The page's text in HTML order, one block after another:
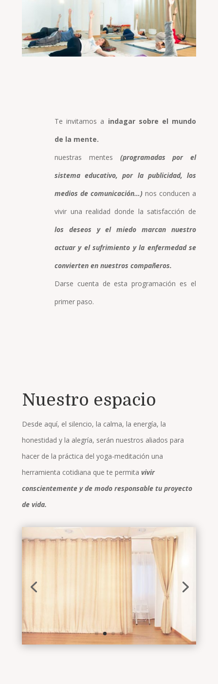
Te invitamos a indagar sobre el mundo
de la mente.
nuestras mentes (programadas por el
sistema educativo, por la publicidad, los
medios de comunicación…)nos conducen a
vivir una realidad donde la satisfacción de
los deseos y el miedo marcan nuestro
actuar y el sufrimiento y la enfermedad se
convierten en nuestros compañeros.
Darse cuenta de esta programación es el
primer paso.
Nuestro espacio
Desde aquí, el silencio, la calma, la energía, la
honestidad y la alegría, serán nuestros aliados para
hacer de la práctica del yoga-meditación una
herramienta cotidiana que te permita vivir
conscientemente y de modo responsable tu proyecto
de vida.